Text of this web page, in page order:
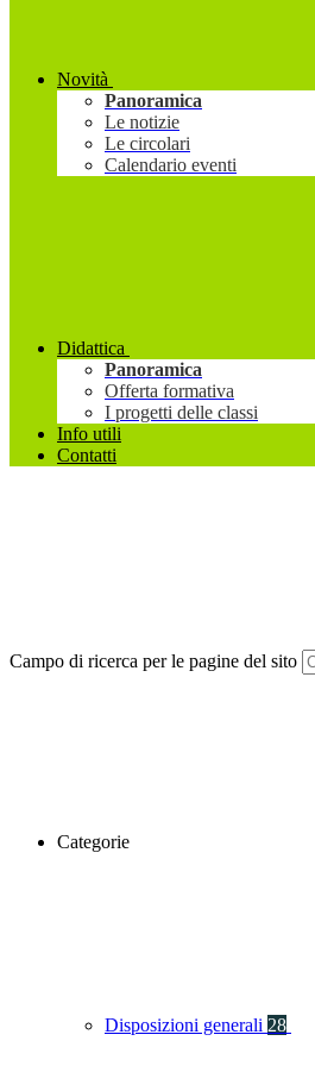
Novità
Panoramica
Le notizie
Le circolari
Calendario eventi
Didattica
Panoramica
Offerta formativa
I progetti delle classi
Info utili
Contatti
Campo di ricerca per le pagine del sito
Categorie
Disposizioni generali 28